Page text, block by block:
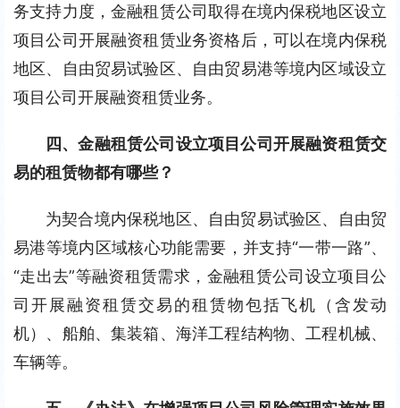
务支持力度，金融租赁公司取得在境内保税地区设立
项目公司开展融资租赁业务资格后，可以在境内保税
地区、自由贸易试验区、自由贸易港等境内区域设立
项目公司开展融资租赁业务。
四、金融租赁公司设立项目公司开展融资租赁交
易的租赁物都有哪些？
为契合境内保税地区、自由贸易试验区、自由贸
易港等境内区域核心功能需要，并支持“一带一路”、
“走出去”等融资租赁需求，金融租赁公司设立项目公
司开展融资租赁交易的租赁物包括飞机（含发动
机）、船舶、集装箱、海洋工程结构物、工程机械、
车辆等。